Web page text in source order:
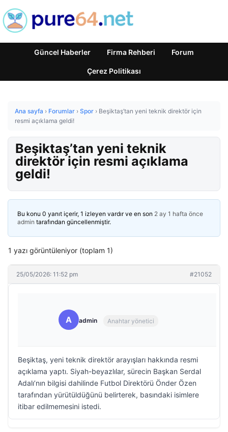
Güncel Haberler Firma Rehberi Forum
Çerez Politikası
Ana sayfa › Forumlar › Spor › Beşiktaş’tan yeni teknik direktör için
resmi açıklama geldi!
Beşiktaş’tan yeni teknik
direktör için resmi açıklama
geldi!
Bu konu 0 yanıt içerir, 1 izleyen vardır ve en son 2 ay 1 hafta önce
admin tarafından güncellenmiştir.
1 yazı görüntüleniyor (toplam 1)
25/05/2026: 11:52 pm #21052
A admin Anahtar yönetici
Beşiktaş, yeni teknik direktör arayışları hakkında resmi
açıklama yaptı. Siyah-beyazlılar, sürecin Başkan Serdal
Adalı’nın bilgisi dahilinde Futbol Direktörü Önder Özen
tarafından yürütüldüğünü belirterek, basındaki isimlere
itibar edilmemesini istedi.